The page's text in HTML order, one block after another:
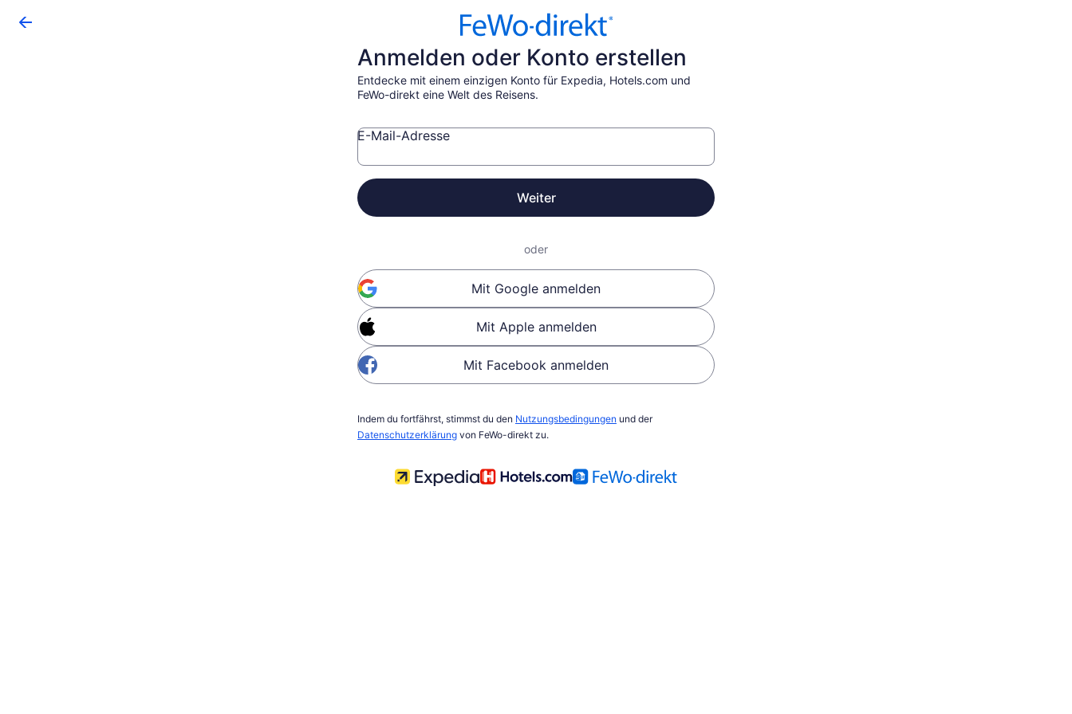
Anmelden oder Konto erstellen
Entdecke mit einem einzigen Konto für Expedia, Hotels.com und
FeWo-direkt eine Welt des Reisens.
E-Mail-Adresse
Weiter
oder
Mit Google anmelden
Mit Apple anmelden
Mit Facebook anmelden
Indem du fortfährst, stimmst du den Nutzungsbedingungen und der
Datenschutzerklärung von FeWo-direkt zu.